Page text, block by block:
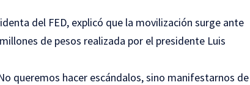
del FED, explicó que la movilización surge ante
de pesos realizada por el presidente Luis
queremos hacer escándalos, sino manifestarnos de